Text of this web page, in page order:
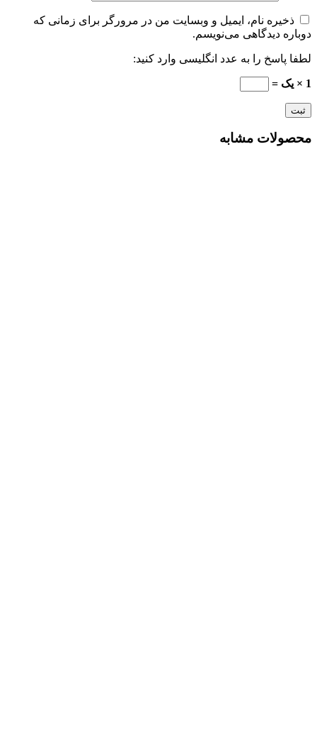
ذخیره نام، ایمیل و وبسایت من در مرورگر برای زمانی که
دوباره دیدگاهی می‌نویسم.
لطفا پاسخ را به عدد انگلیسی وارد کنید:
1 × یک =
محصولات مشابه